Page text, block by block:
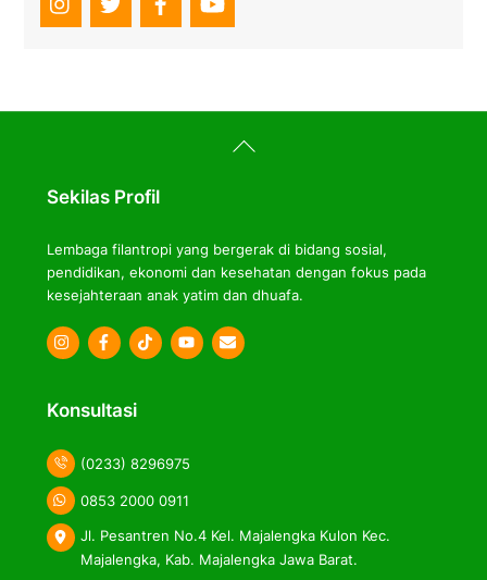
Back
To
Sekilas Profil
Lembaga filantropi yang bergerak di bidang sosial,
pendidikan, ekonomi dan kesehatan dengan fokus pada
kesejahteraan anak yatim dan dhuafa.
Icon
Icon
Icon
Konsultasi
(0233) 8296975
0853 2000 0911
Jl. Pesantren No.4 Kel. Majalengka Kulon Kec.
Majalengka, Kab. Majalengka Jawa Barat.